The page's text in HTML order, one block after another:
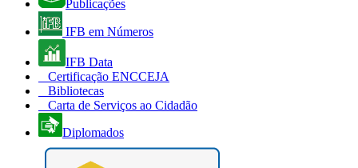
Publicações
IFB em Números
IFB Data
Certificação ENCCEJA
Bibliotecas
Carta de Serviços ao Cidadão
Diplomados